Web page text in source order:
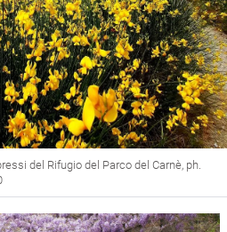
del Rifugio del Parco del Carnè, ph.